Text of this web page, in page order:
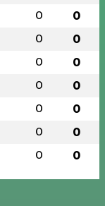
0 0
0 0
0 0
0 0
0 0
0 0
0 0